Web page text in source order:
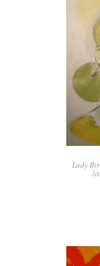
Lady